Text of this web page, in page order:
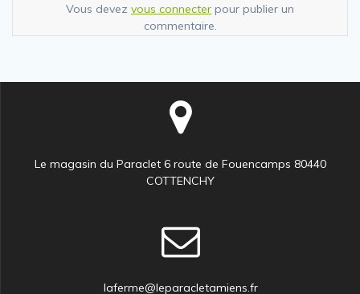
Vous devez vous connecter pour publier un
commentaire.
Le magasin du Paraclet 6 route de Fouencamps 80440
COTTENCHY
laferme@leparacletamiens.fr